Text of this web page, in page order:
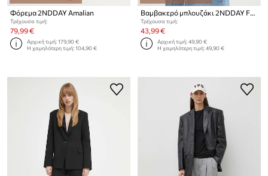
Φόρεμα 2NDDAY Amalian
Τρέχουσα τιμή:
79,99 €
Αρχική τιμή:179,90 €
Η χαμηλότερη τιμή:104,90 €
Βαμβακερό μπλουζάκι 2NDDAY Frosty
Τρέχουσα τιμή:
43,99 €
Αρχική τιμή:49,90 €
Η χαμηλότερη τιμή:49,90 €